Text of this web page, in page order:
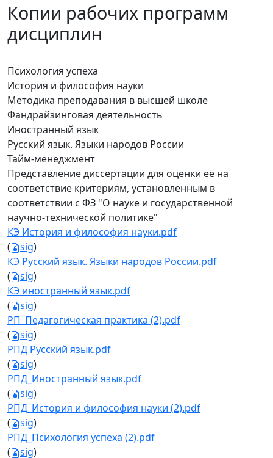
Копии рабочих программ
дисциплин
Психология успеха
История и философия науки
Методика преподавания в высшей школе
Фандрайзинговая деятельность
Иностранный язык
Русский язык. Языки народов России
Тайм-менеджмент
Представление диссертации для оценки её на
соответствие критериям, установленным в
соответствии с ФЗ "О науке и государственной
научно-технической политике"
КЭ История и философия науки.pdf
(
sig)
КЭ Русский язык. Языки народов России.pdf
(
sig)
КЭ иностранный язык.pdf
(
sig)
РП_Педагогическая практика (2).pdf
(
sig)
РПД Русский язык.pdf
(
sig)
РПД_Иностранный язык.pdf
(
sig)
РПД_История и философия науки (2).pdf
(
sig)
РПД_Психология успеха (2).pdf
(
sig)